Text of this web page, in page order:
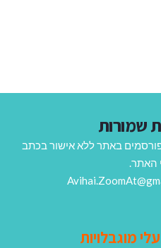
שמורות
באתר ללא אישור בכתב
האתר.
מוגבלויות